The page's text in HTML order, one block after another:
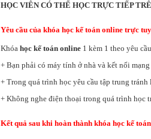
HỌC VIÊN CÓ THỂ HỌC TRỰC TIẾP
Yêu cầu của khóa học kế toán online trực
Khóa học kế toán online 1 kèm 1 theo yêu
+ Bạn phải có máy tính ở nhà và kết nối mạng
+ Trong quá trình học yêu cầu tập trung tránh
+ Không nghe điện thoại trong quá trình học
Kết quả sau khi hoàn thành khóa học kế